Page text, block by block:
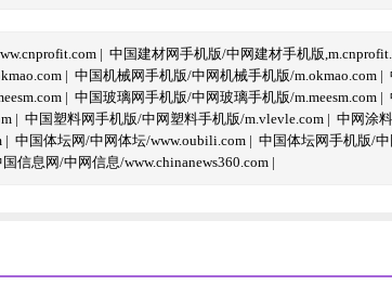
| 中国建材网手机版/中网建材手机版
| 中国机械网手机版/中网机械手机版/m.okmao.com |
| 中国玻璃网手机版/中网玻璃手机版/m.meesm.com |
| 中国塑料网手机版/中网塑料手机版/m.vlevle.com | 中网涂
| 中国体坛网/中网体坛/www.oubili.com | 中国体坛网手机版/
国信息网/中网信息/www.chinanews360.com |